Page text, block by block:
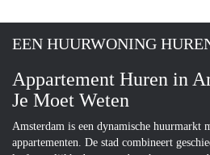
EEN HUURWONING
Appartement Huren in
Je Moet Weten
Amsterdam is een dynamische huurmarkt
appartementen. De stad combineert